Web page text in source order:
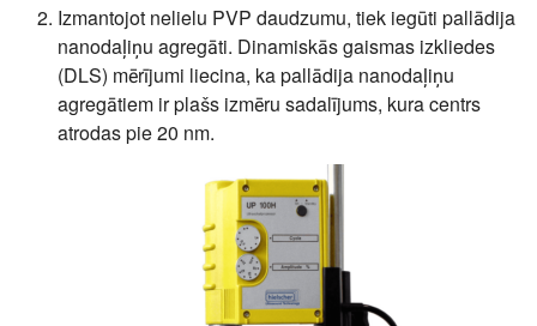
Izmantojot nelielu PVP daudzumu, tiek iegūti pallādija
nanodaļiņu agregāti. Dinamiskās gaismas izkliedes
(DLS) mērījumi liecina, ka pallādija nanodaļiņu
agregātiem ir plašs izmēru sadalījums, kura centrs
atrodas pie 20 nm.